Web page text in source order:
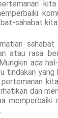
sahabat kita.
sahabat
atau rasa
ada
tindakan
pertemanan
dan
memperbaiki